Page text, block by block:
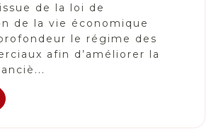
de la loi de
de la vie économique
le régime des
afin d’améliorer la